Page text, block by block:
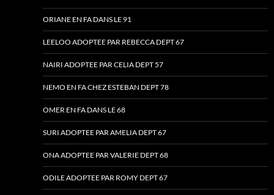
ORIANE EN FA DANS LE 91
LEELOO ADOPTEE PAR REBECCA DEPT 67
NAIRI ADOPTEE PAR CELIA DEPT 57
NEMO EN FA CHEZ ESTEBAN DEPT 78
OMER EN FA DANS LE 68
SURI ADOPTEE PAR AMELIA DEPT 67
ONA ADOPTEE PAR VALERIE DEPT 68
ODILE ADOPTEE PAR ROMY DEPT 67